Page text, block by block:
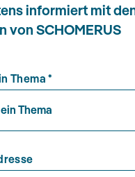
informiert mit
von SCHOMERUS
Thema *
Thema